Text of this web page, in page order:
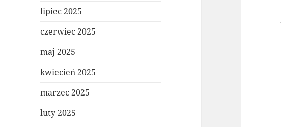
lipiec 2025
czerwiec 2025
maj 2025
kwiecień 2025
marzec 2025
luty 2025